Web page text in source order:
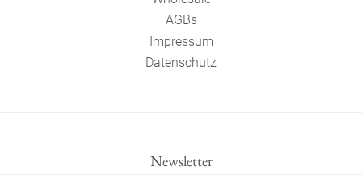
AGBs
Impressum
Datenschutz
Newsletter